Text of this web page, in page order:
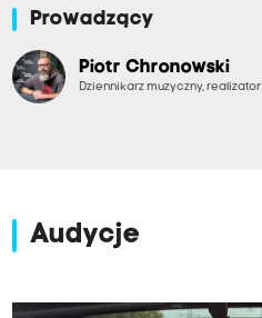
Prowadzący
Piotr Chronowski
Dziennikarz muzyczny, realizator
Audycje